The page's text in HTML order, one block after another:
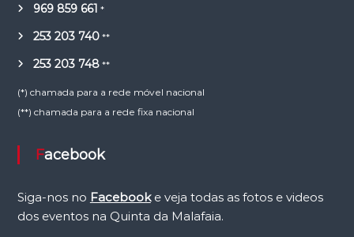
969 859 661 *
253 203 740**
253 203 748**
(*) chamada para a rede móvel nacional
(**) chamada para a rede fixa nacional
Facebook
Siga-nos no Facebooke veja todas as fotos e videos
dos eventos na Quinta da Malafaia.